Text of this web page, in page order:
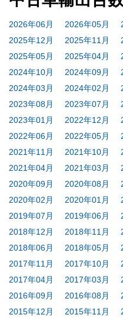
2026年06月 2026年05月
2025年12月
2025年11月
2025年05月
2025年04月
2024年10月
2024年09月
2024年03月
2024年02月
2023年08月
2023年07月
2023年01月
2022年12月
2022年06月
2022年05月
2021年11月
2021年10月
2021年04月
2021年03月
2020年09月
2020年08月
2020年02月
2020年01月
2019年07月
2019年06月
2018年12月
2018年11月
2018年06月
2018年05月
2017年11月
2017年10月
2017年04月
2017年03月
2016年09月
2016年08月
2015年12月
2015年11月